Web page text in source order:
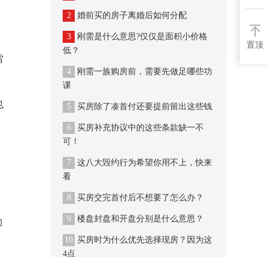
2 婚前买的房子离婚后如何分配
3
刚需是什么意思?仅仅是面积小价格
低？
4
刚需一族购房前，需要先做足哪些功
课
5 买房除了凑首付还要提前留出这些钱
6
买房补充协议中的这些条款缺一不
可！
7
这八大毁约行为希望你用不上，快来
看
8 买房交完首付后不想要了怎么办？
9 楼盘封盘和开盘分别是什么意思？
10 买房时为什么优先选择现房？因为这
4点
置顶